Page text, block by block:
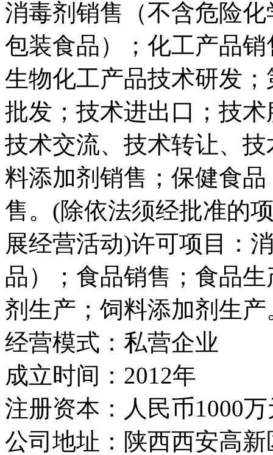
消毒剂销售（不含危险
包装食品）；化工产品
生物化工产品技术研发
批发；技术进出口；技
技术交流、技术转让、
料添加剂销售；保健食
售。(除依法须经批准的
展经营活动)许可项目：
品）；食品销售；食品
剂生产；饲料添加剂生产
经营模式： 私营企业
成立时间： 2012年
注册资本： 人民币1000
公司地址： 陕西西安高